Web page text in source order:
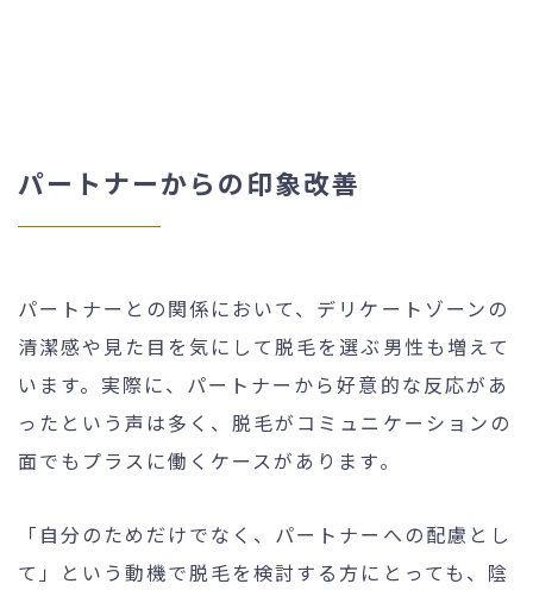
パートナーからの印象改善
パートナーとの関係において、デリケートゾーンの
清潔感や見た目を気にして脱毛を選ぶ男性も増えて
います。実際に、パートナーから好意的な反応があ
ったという声は多く、脱毛がコミュニケーションの
面でもプラスに働くケースがあります。
「自分のためだけでなく、パートナーへの配慮とし
て」という動機で脱毛を検討する方にとっても、陰